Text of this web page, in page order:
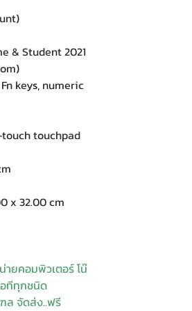
& Student 2021
keys, numeric
touchpad
x 32.00 cm
ยคอมพิวเตอร์ โน๊
อทีทุกชนิด
ล จัดส่ง..ฟรี